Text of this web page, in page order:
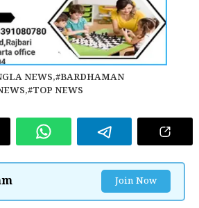
NEWS,#BARDHAMAN
,#TOP NEWS
Join Now